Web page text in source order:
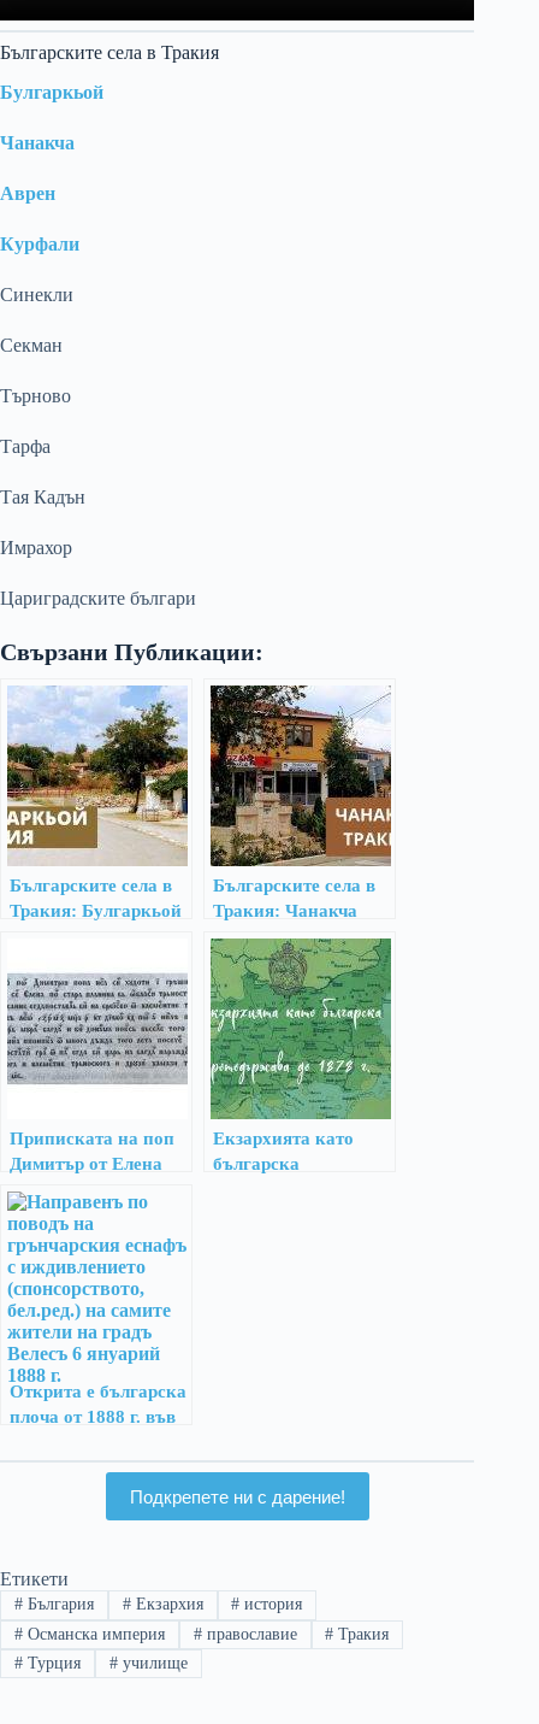
Българските села в Тракия
Булгаркьой
Чанакча
Аврен
Курфали
Синекли
Секман
Търново
Тарфа
Тая Кадън
Имрахор
Цариградските българи
Свързани Публикации:
Българските села в
Тракия: Булгаркьой
Българските села в
Тракия: Чанакча
Приписката на поп
Димитър от Елена
(1638–1639 г.) –
исторически
контекст, лица и
събития
Екзархията като
българска
Открита e българска
плоча от 1888 г. във
Подкрепете ни с дарение!
Етикети
#България #Екзархия # история
#Османска империя #православие # Тракия
#Турция #училище